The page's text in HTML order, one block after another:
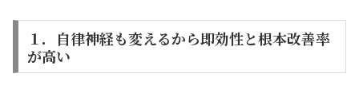
１．自律神経も変えるから即効性と根本改善率
が高い